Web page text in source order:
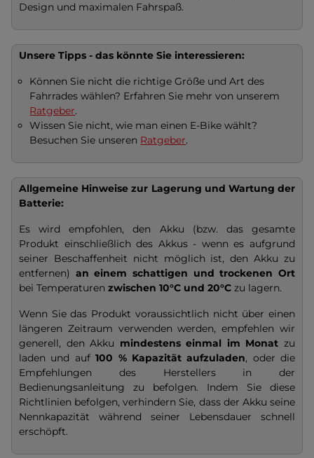
Design und maximalen Fahrspaß.
Unsere Tipps - das könnte Sie interessieren:
Können Sie nicht die richtige Größe und Art des
Fahrrades wählen? Erfahren Sie mehr von unserem
Ratgeber.
Wissen Sie nicht, wie man einen E-Bike wählt?
Besuchen Sie unseren Ratgeber.
Allgemeine Hinweise zur Lagerung und Wartung der
Batterie:
Es wird empfohlen, den Akku (bzw. das gesamte
Produkt einschließlich des Akkus - wenn es aufgrund
seiner Beschaffenheit nicht möglich ist, den Akku zu
entfernen) an einem schattigen und trockenen Ort
bei Temperaturen zwischen 10°C und 20°C zu lagern.
Wenn Sie das Produkt voraussichtlich nicht über einen
längeren Zeitraum verwenden werden, empfehlen wir
generell, den Akku mindestens einmal im Monat zu
laden und auf100 % Kapazität aufzuladen, oder die
Empfehlungen des Herstellers in der
Bedienungsanleitung zu befolgen. Indem Sie diese
Richtlinien befolgen, verhindern Sie, dass der Akku seine
Nennkapazität während seiner Lebensdauer schnell
erschöpft.